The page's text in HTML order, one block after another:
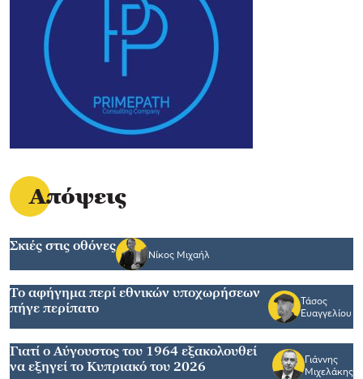
Απόψεις
Σκιές στις οθόνες
Νίκος Μιχαήλ
Το αφήγημα περί εθνικών υποχωρήσεων
πήγε περίπατο
Τάσος
Ευαγγελίου
Γιατί ο Αύγουστος του 1964 εξακολουθεί
να εξηγεί το Κυπριακό του 2026
Γιάννης
Μιχελάκης